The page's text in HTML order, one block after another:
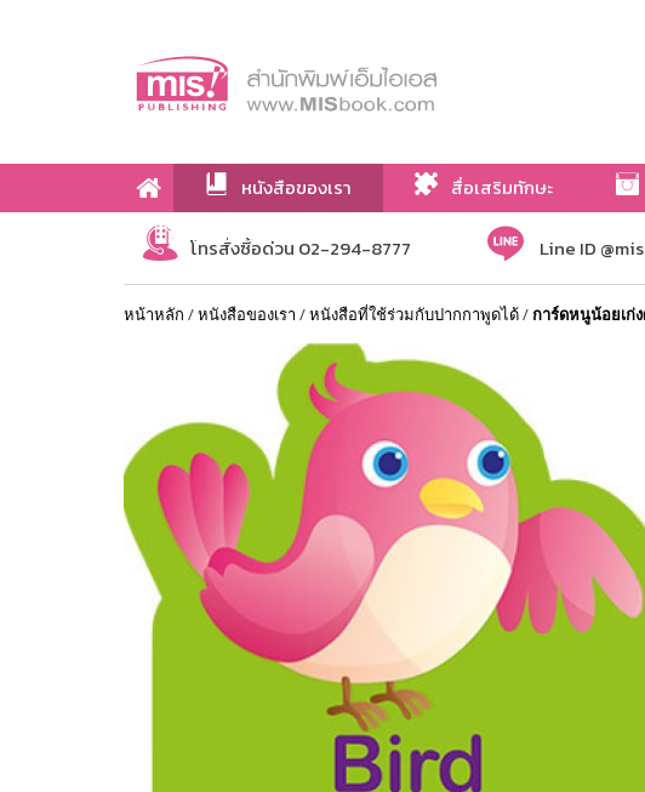
หนังสือของเรา สื่อเสริมทักษะ
เกี่ยวกับเรา
โทรสั่งซื้อด่วน 02-294-8777 Line ID
หน้าหลัก /หนังสือของเรา /หนังสือที่ใช้ร่วมกับปากกาพูดได้/การ์ดหนูน้อยเก่